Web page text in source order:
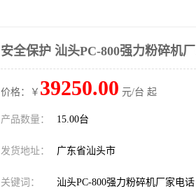
安全保护 汕头PC-800强力粉碎机
价格：￥ 39250.00 元/台 起
产品数量： 15.00台
发货地址： 广东省汕头市
关键词： 汕头PC-800强力粉碎机厂家电话